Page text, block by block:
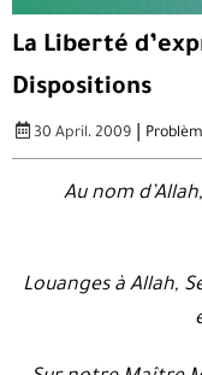
La Liberté
Dispositions
30 April، 2009|
Au nom
Louanges à Allah,